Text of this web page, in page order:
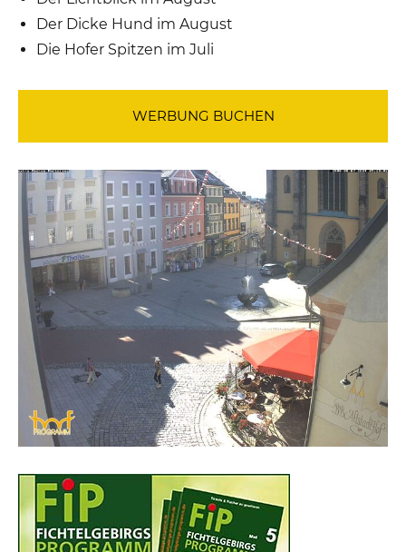
Der Dicke Hund im August
Die Hofer Spitzen im Juli
WERBUNG BUCHEN